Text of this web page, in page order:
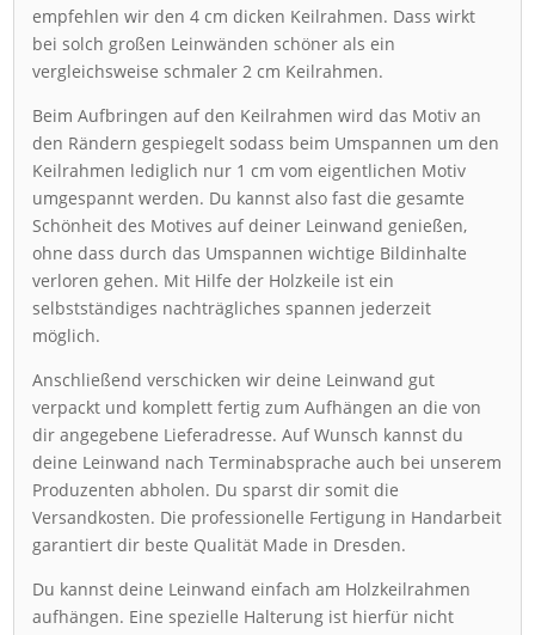
empfehlen wir den 4 cm dicken Keilrahmen. Dass wirkt
bei solch großen Leinwänden schöner als ein
vergleichsweise schmaler 2 cm Keilrahmen.
Beim Aufbringen auf den Keilrahmen wird das Motiv an
den Rändern gespiegelt sodass beim Umspannen um den
Keilrahmen lediglich nur 1 cm vom eigentlichen Motiv
umgespannt werden. Du kannst also fast die gesamte
Schönheit des Motives auf deiner Leinwand genießen,
ohne dass durch das Umspannen wichtige Bildinhalte
verloren gehen. Mit Hilfe der Holzkeile ist ein
selbstständiges nachträgliches spannen jederzeit
möglich.
Anschließend verschicken wir deine Leinwand gut
verpackt und komplett fertig zum Aufhängen an die von
dir angegebene Lieferadresse. Auf Wunsch kannst du
deine Leinwand nach Terminabsprache auch bei unserem
Produzenten abholen. Du sparst dir somit die
Versandkosten. Die professionelle Fertigung in Handarbeit
garantiert dir beste Qualität Made in Dresden.
Du kannst deine Leinwand einfach am Holzkeilrahmen
aufhängen. Eine spezielle Halterung ist hierfür nicht